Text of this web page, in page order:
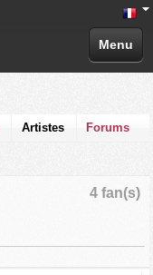
Menu
Artistes Forums
4 fan(s)